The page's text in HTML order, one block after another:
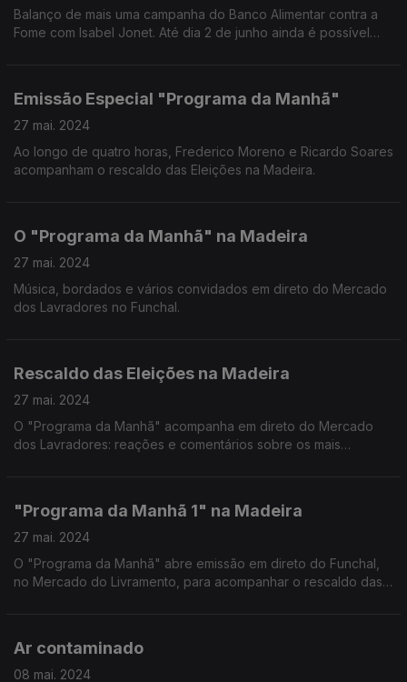
Balanço de mais uma campanha do Banco Alimentar contra a
Fome com Isabel Jonet. Até dia 2 de junho ainda é possível
Emissão Especial "Programa da Manhã"
27 mai. 2024
Ao longo de quatro horas, Frederico Moreno e Ricardo Soares
acompanham o rescaldo das Eleições na Madeira.
O "Programa da Manhã" na Madeira
27 mai. 2024
Música, bordados e vários convidados em direto do Mercado
dos Lavradores no Funchal.
Rescaldo das Eleições na Madeira
27 mai. 2024
O "Programa da Manhã" acompanha em direto do Mercado
dos Lavradores: reações e comentários sobre os mais
"Programa da Manhã 1" na Madeira
27 mai. 2024
O "Programa da Manhã" abre emissão em direto do Funchal,
no Mercado do Livramento, para acompanhar o rescaldo das
Ar contaminado
08 mai. 2024